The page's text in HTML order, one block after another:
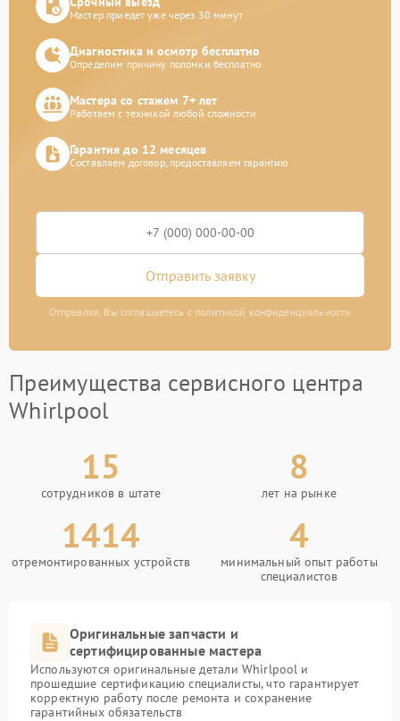
Мастер приедет уже через 30 минут
Диагностика и осмотр бесплатно
Определим причину поломки бесплатно
Мастера со стажем 7+ лет
Работаем с техникой любой сложности
Гарантия до 12 месяцев
Составляем договор, предоставляем гарантию
Отправить заявку
Отправляя, Вы соглашаетесь с политикой конфиденциальности
Преимущества сервисного центра
Whirlpool
15
сотрудников в штате
8
лет на рынке
1414
отремонтированных устройств
4
минимальный опыт работы
специалистов
Оригинальные запчасти и
сертифицированные мастера
Используются оригинальные детали Whirlpool и
прошедшие сертификацию специалисты, что гарантирует
корректную работу после ремонта и сохранение
гарантийных обязательств